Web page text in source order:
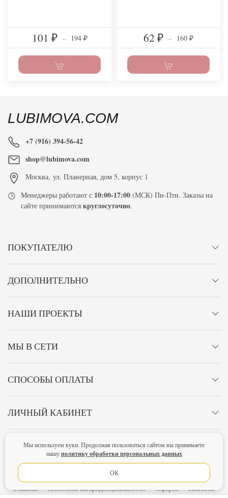
101 ₽ – 194 ₽ 62 ₽ – 160 ₽
LUBIMOVA.COM
+7 (916) 394-56-42
shop@lubimova.com
Москва, ул. Планерная, дом 5, корпус 1
Менеджеры работают с 10:00-17:00 (МСК) Пн-Птн. Заказы на
сайте принимаютсякруглосуточно.
ПОКУПАТЕЛЮ
ДОПОЛНИТЕЛЬНО
НАШИ ПРОЕКТЫ
МЫ В СЕТИ
СПОСОБЫ ОПЛАТЫ
ЛИЧНЫЙ КАБИНЕТ
ОСТАВАЙТЕСЬ НА СВЯЗИ!
Главная Политика конфиденциальности Оферта Новости
Мы используем куки. Продолжая пользоваться сайтом вы принимаете
нашуполитику обработки персональных данных
ОК